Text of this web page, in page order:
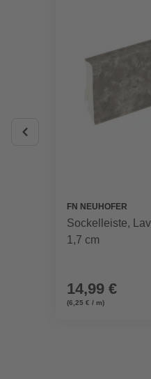
FN NEUHOFER
Sockelleiste,
1,7 cm
14,99 €
(6,25 € / m)